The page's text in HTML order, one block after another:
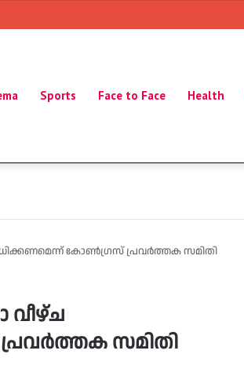
Sports Face to Face Health
കോണ്‍ഗ്രസ് പ്രവര്‍ത്തക സമിതി
വീഴ്ച
സമിതി